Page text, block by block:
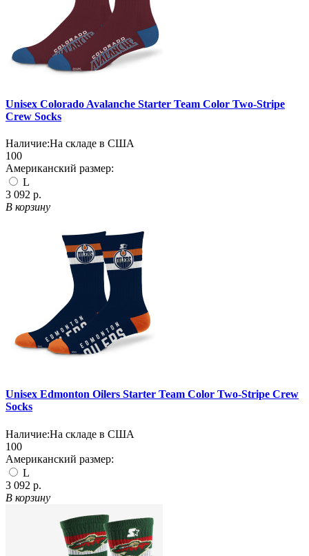
Unisex Colorado Avalanche Starter Team Color Two-Stripe
Crew Socks
Наличие:На складе в США
100
Американский размер:
L
3 092 р.
В корзину
Unisex Edmonton Oilers Starter Team Color Two-Stripe Crew
Socks
Наличие:На складе в США
100
Американский размер:
L
3 092 р.
В корзину